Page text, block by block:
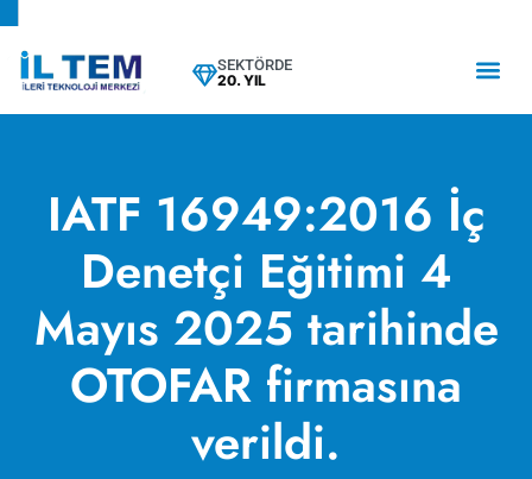
SEKTÖRDE
20. YIL
IATF 16949:2016 İç
Denetçi Eğitimi 4
Mayıs 2025 tarihinde
OTOFAR firmasına
verildi.